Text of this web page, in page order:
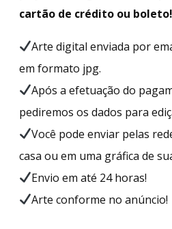
cartão de crédito ou boleto!
Arte digital enviada por
em formato jpg.
Após a efetuação do
pediremos os dados para
Você pode enviar pelas
casa ou em uma gráfica de
Envio em até 24 horas!
Arte conforme no anúncio!